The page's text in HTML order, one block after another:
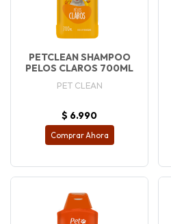
PETCLEAN SHAMPOO
PELOS CLAROS 700ML
PET CLEAN
$ 6.990
Comprar Ahora